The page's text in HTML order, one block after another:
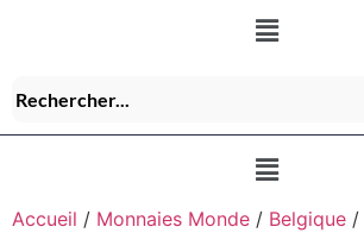
Accueil / Monnaies Monde / Belgique /